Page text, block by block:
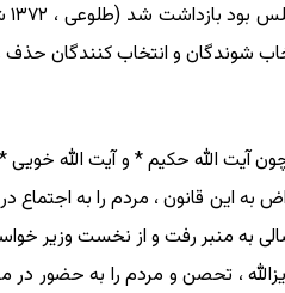
الله حکیم * و آیت الله خویی * ،
به این قانون ، مردم را به
به منبر رفت و از نخست وزیر
، تحصن و مردم را به حضور